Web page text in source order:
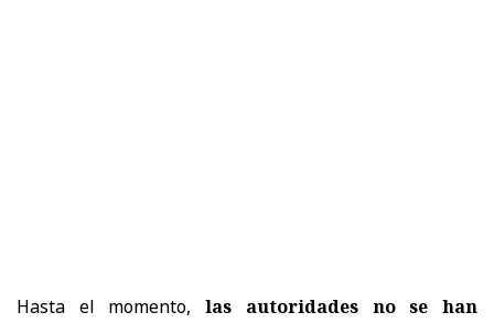
Hasta el momento,las autoridades no se han